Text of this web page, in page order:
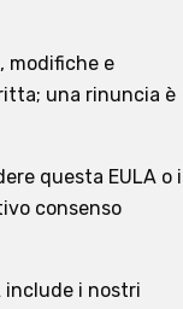
modifiche e
una rinuncia è
questa EULA o i
consenso
include i nostri